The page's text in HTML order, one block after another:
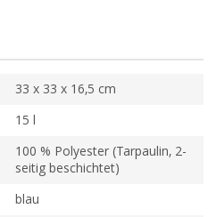
33 x 33 x 16,5 cm
15 l
100 % Polyester (Tarpaulin, 2-
seitig beschichtet)
blau